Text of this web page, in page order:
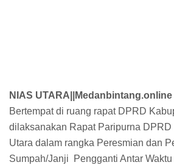
NIAS UTARA||Medanbintang.online
Bertempat di ruang rapat DPRD
dilaksanakan Rapat Paripurna
Utara dalam rangka Peresmian dan
Sumpah/Janji Pengganti Antar Waktu